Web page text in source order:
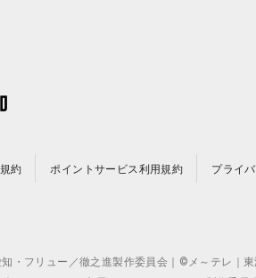
約 ポイントサービス利用規約 プライ
フリュー／徹之進製作委員会｜©メ～テレ｜東